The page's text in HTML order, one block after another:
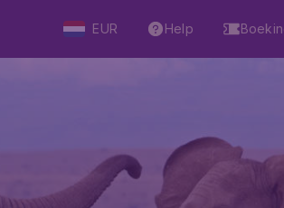
EUR Help